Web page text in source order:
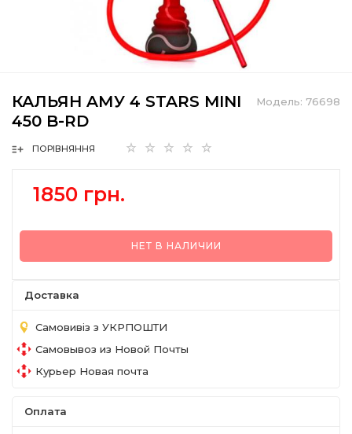
Модель: 76698
КАЛЬЯН AМУ 4 STARS MINI
450 B-RD
ПОРІВНЯННЯ
1850 грн.
НЕТ В НАЛИЧИИ
Доставка
Самовивіз з УКРПОШТИ
Самовывоз из Новой Почты
Курьер Новая почта
Оплата